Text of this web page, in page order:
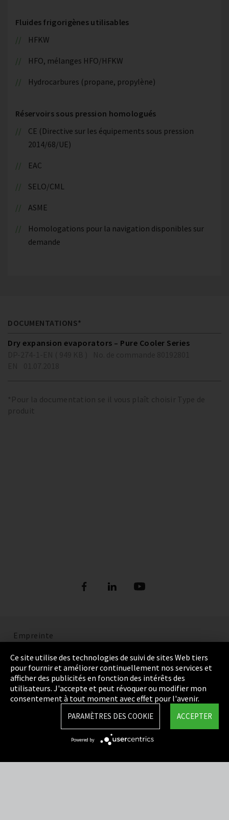
Fluides frigorigènes utilisables
HFKW
HFO, mélanges HFO/HFKW
Hydrocarbures (propane, propylène)
Réservoirs sous pression homologués
CE (Directive sur les équipements sous pression
2014/68/UE)
EAC
SELO/CML
ASME
Homologations pour la navigation disponibles sur
demande
DOCUMENTATIONS*
Dry expansion evaporators – Pure Cooler Series
*Pour la documentation se il vous plaît choisir Type de
produit
Empreinte
Politique de confidentialité
Cookie Settings
Termes et Conditions
Integrity Line
Ce site utilise des technologies de suivi de sites Web tiers
pour fournir et améliorer continuellement nos services et
afficher des publicités en fonction des intérêts des
utilisateurs. J'accepte et peut révoquer ou modifier mon
consentement à tout moment avec effet pour l'avenir.
ACCEPTER
PARAMÈTRES DES COOKIE
Powered by